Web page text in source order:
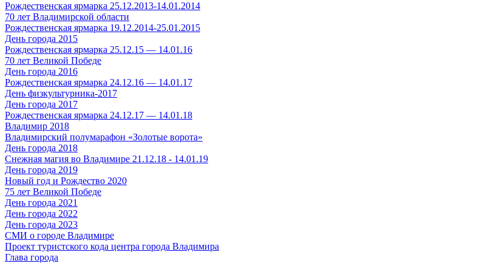
Рождественская ярмарка 25.12.2013-14.01.2014
70 лет Владимирской области
Рождественская ярмарка 19.12.2014-25.01.2015
День города 2015
Рождественская ярмарка 25.12.15 — 14.01.16
70 лет Великой Победе
День города 2016
Рождественская ярмарка 24.12.16 — 14.01.17
День физкультурника-2017
День города 2017
Рождественская ярмарка 24.12.17 — 14.01.18
Владимир 2018
Владимирский полумарафон «Золотые ворота»
День города 2018
Снежная магия во Владимире 21.12.18 - 14.01.19
День города 2019
Новый год и Рождество 2020
75 лет Великой Победе
День города 2021
День города 2022
День города 2023
СМИ о городе Владимире
Проект туристского кода центра города Владимира
Глава города